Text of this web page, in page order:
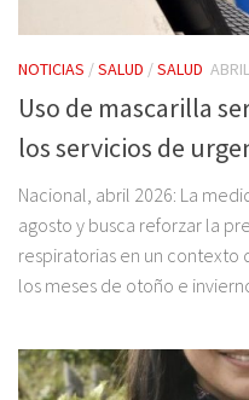
NOTICIAS /SALUD /SALUD
Uso de mascarilla
los servicios de
Nacional, abril 2026: La
agosto y busca reforzar la
respiratorias en un contexto
los meses de otoño e